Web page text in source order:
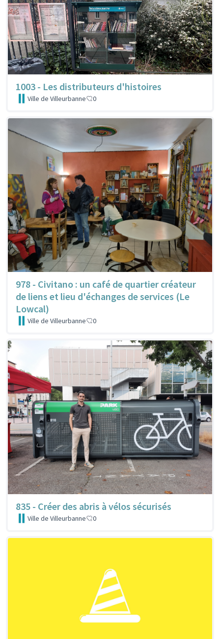
1003 - Les distributeurs d'histoires
Ville de Villeurbanne 0
978 - Civitano : un café de quartier créateur
de liens et lieu d'échanges de services (Le
Lowcal)
Ville de Villeurbanne 0
835 - Créer des abris à vélos sécurisés
Ville de Villeurbanne 0